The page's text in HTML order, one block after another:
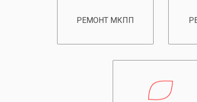
РЕМОНТ МКПП